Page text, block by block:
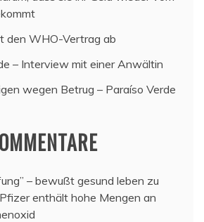
den WHO-Vertrag ab
– Interview mit einer Anwältin
wegen Betrug – Paraíso Verde
– bewußt gesund leben zu
enthält hohe Mengen an